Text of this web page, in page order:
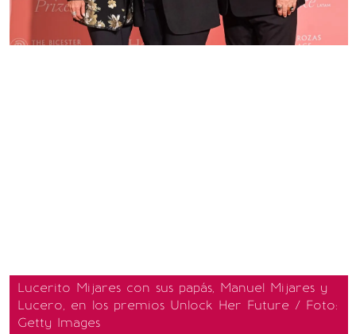
Lucerito Mijares con sus papás, Manuel Mijares y
Lucero, en los premios Unlock Her Future / Foto:
Getty Images